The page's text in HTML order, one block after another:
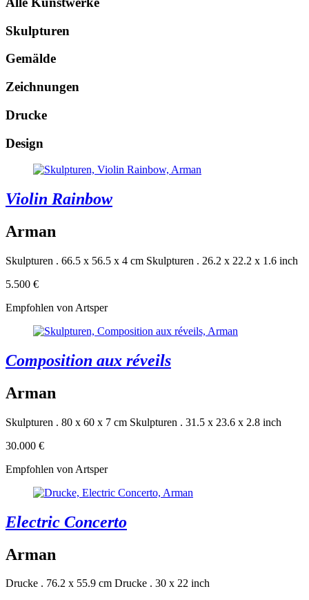
Skulpturen
Gemälde
Zeichnungen
Drucke
Design
Violin Rainbow
Arman
Skulpturen . 66.5 x 56.5 x 4 cm Skulpturen . 26.2 x 22.2 x 1.6 inch
5.500 €
Empfohlen von Artsper
Composition aux réveils
Arman
Skulpturen . 80 x 60 x 7 cm Skulpturen . 31.5 x 23.6 x 2.8 inch
30.000 €
Empfohlen von Artsper
Electric Concerto
Arman
Drucke . 76.2 x 55.9 cm Drucke . 30 x 22 inch